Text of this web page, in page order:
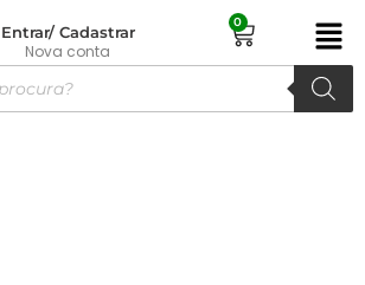
Entrar/ Cadastrar
Nova conta
0